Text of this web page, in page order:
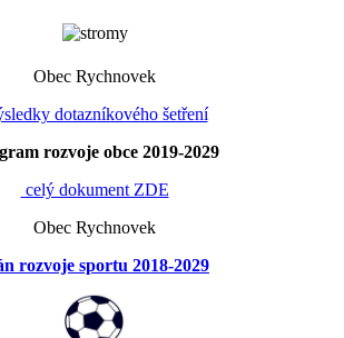
Obec Rychnovek
dotazníkového šetření
rozvoje obce 2019-2029
celý dokument ZDE
Obec Rychnovek
rozvoje sportu 2018-2029